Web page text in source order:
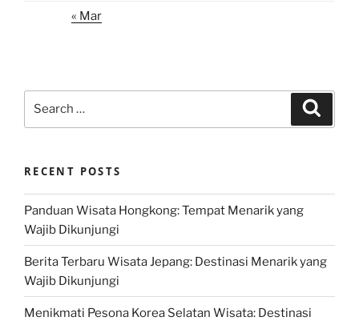
« Mar
RECENT POSTS
Panduan Wisata Hongkong: Tempat Menarik yang
Wajib Dikunjungi
Berita Terbaru Wisata Jepang: Destinasi Menarik yang
Wajib Dikunjungi
Menikmati Pesona Korea Selatan Wisata: Destinasi